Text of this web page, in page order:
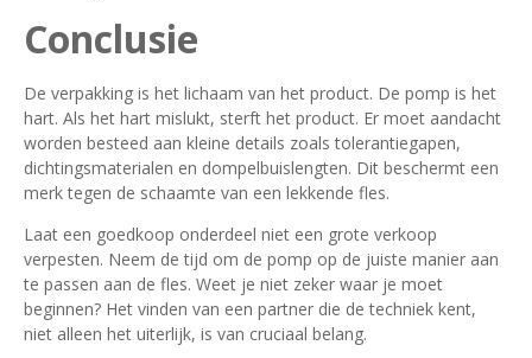
Conclusie
De verpakking is het lichaam van het product. De pomp is het
hart. Als het hart mislukt, sterft het product. Er moet aandacht
worden besteed aan kleine details zoals tolerantiegapen,
dichtingsmaterialen en dompelbuislengten. Dit beschermt een
merk tegen de schaamte van een lekkende fles.
Laat een goedkoop onderdeel niet een grote verkoop
verpesten. Neem de tijd om de pomp op de juiste manier aan
te passen aan de fles. Weet je niet zeker waar je moet
beginnen? Het vinden van een partner die de techniek kent,
niet alleen het uiterlijk, is van cruciaal belang.